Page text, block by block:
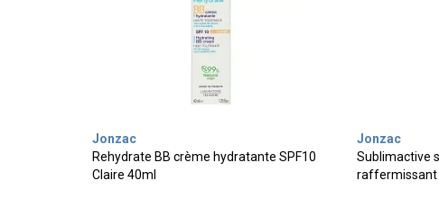
Jonzac
Rehydrate BB crème hydratante SPF10
Claire 40ml
Jonzac
Sublimactive
raffermissant